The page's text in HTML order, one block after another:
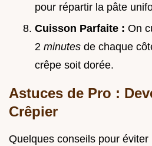
pour répartir la pâte
Cuisson Parfaite : On
2 minutes de chaque
crêpe soit dorée.
Astuces de Pro :
Crêpier
Quelques conseils pour éviter